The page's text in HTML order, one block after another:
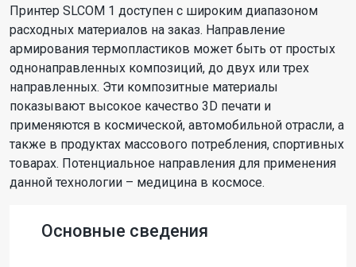
Принтер SLCOM 1 доступен с широким диапазоном
расходных материалов на заказ. Направление
армирования термопластиков может быть от простых
однонаправленных композиций, до двух или трех
направленных. Эти композитные материалы
показывают высокое качество 3D печати и
применяются в космической, автомобильной отрасли, а
также в продуктах массового потребления, спортивных
товарах. Потенциальное направления для применения
данной технологии – медицина в космосе.
Основные сведения